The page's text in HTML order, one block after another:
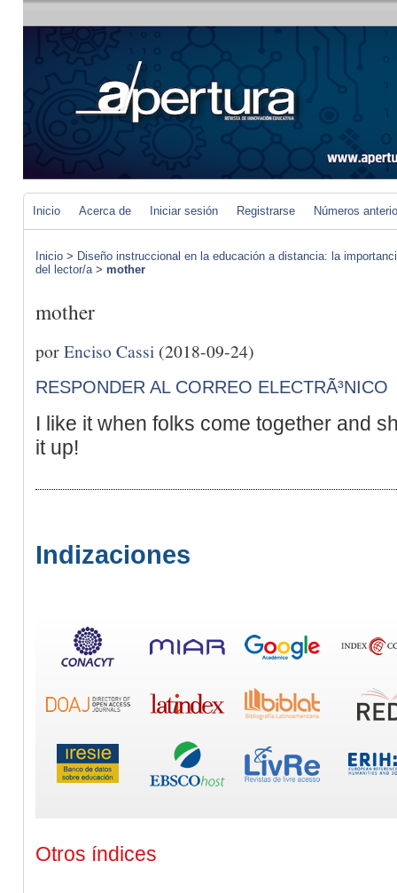
Inicio Acerca de Iniciar sesión Registrarse Números
Inicio > Diseño instruccional en la educación a distancia: la
del lector/a> mother
mother
porEnciso Cassi (2018-09-24)
RESPONDER AL CORREO ELECTRÃ³NICO
I like it when folks come together and
it up!
Indizaciones
Otros índices